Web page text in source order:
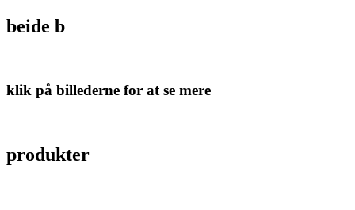
beide b
klik på billederne for at se mere
produkter